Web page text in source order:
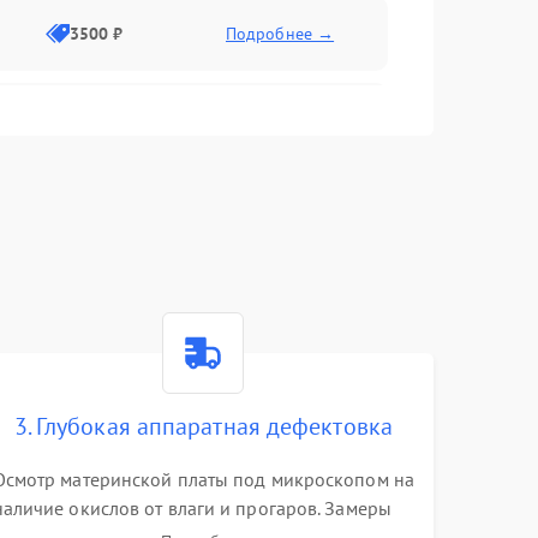
3500 ₽ Подробнее →
3000 ₽ Подробнее →
3. Глубокая аппаратная дефектовка
материнской платы под микроскопом на
окислов от влаги и прогаров. Замеры